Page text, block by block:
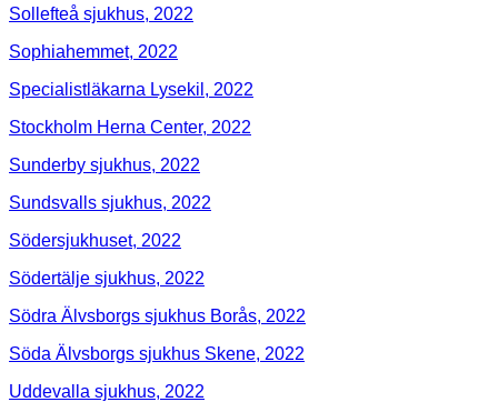
Sollefteå sjukhus, 2022
Sophiahemmet, 2022
Specialistläkarna Lysekil, 2022
Stockholm Herna Center, 2022
Sunderby sjukhus, 2022
Sundsvalls sjukhus, 2022
Södersjukhuset, 2022
Södertälje sjukhus, 2022
Södra Älvsborgs sjukhus Borås, 2022
Söda Älvsborgs sjukhus Skene, 2022
Uddevalla sjukhus, 2022